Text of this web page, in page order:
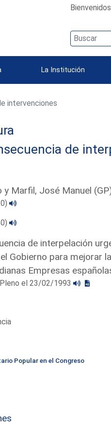
La Institución
intervenciones
de
y Marfil, José Manuel
de interpelación
Gobierno para mejorar
Empresas
el 23/02/1993
Popular en el Congreso